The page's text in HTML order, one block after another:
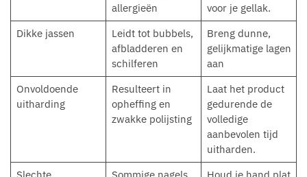
allergieën
voor je gellak.
Dikke jassen
Leidt tot bubbels,
afbladderen en
schilferen
Breng dunne,
gelijkmatige lagen
aan
Onvoldoende
uitharding
Resulteert in
opheffing en
zwakke polijsting
Laat het product
gedurende de
volledige
aanbevolen tijd
uitharden.